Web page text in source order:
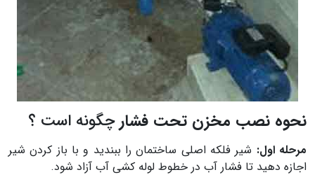
نحوه نصب مخزن تحت فشارچگونه است ؟
مرحله اول:شیر فلکه اصلی ساختمان را ببندید و با باز کردن شیر
اجازه دهید تا فشار آب در خطوط لوله کشی آب آزاد شود.